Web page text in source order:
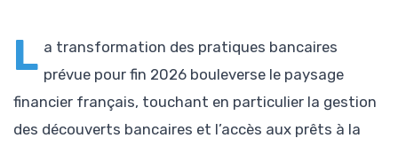
L a transformation des pratiques bancaires
prévue pour fin 2026 bouleverse le paysage
financier français, touchant en particulier la gestion
des découverts bancaires et l’accès aux prêts à la